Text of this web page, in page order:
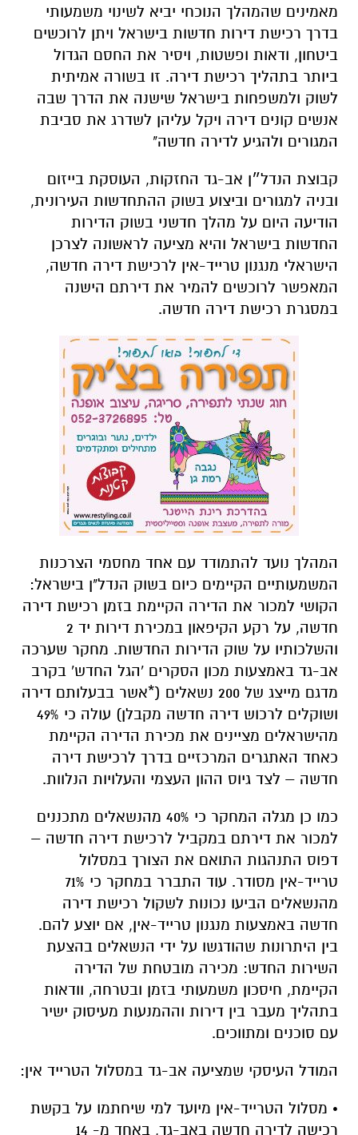
מאמינים שהמהלך הנוכחי יביא לשינוי משמעותי
בדרך רכישת דירות חדשות בישראל ויתן לרוכשים
ביטחון, ודאות ופשטות, ויסיר את החסם הגדול
ביותר בתהליך רכישת דירה. זו בשורה אמיתית
לשוק ולמשפחות בישראל שישנה את הדרך שבה
אנשים קונים דירה ויקל עליהן לשדרג את סביבת
המגורים ולהגיע לדירה חדשה"
קבוצת הנדל״ן אב-גד החזקות, העוסקת בייזום
ובניה למגורים וביצוע בשוק ההתחדשות העירונית,
הודיעה היום על מהלך חדשני בשוק הדירות
החדשות בישראל והיא מציעה לראשונה לצרכן
הישראלי מנגנון טרייד-אין לרכישת דירה חדשה,
המאפשר לרוכשים להמיר את דירתם הישנה
במסגרת רכישת דירה חדשה.
המהלך נועד להתמודד עם אחד מחסמי הצרכנות
המשמעותיים הקיימים כיום בשוק הנדל"ן בישראל:
הקושי למכור את הדירה הקיימת בזמן רכישת דירה
חדשה, על רקע הקיפאון במכירת דירות יד 2
והשלכותיו על שוק הדירות החדשות. מחקר שערכה
אב-גד באמצעות מכון הסקרים 'הגל החדש' בקרב
מדגם מייצג של 200 נשאלים (*אשר בבעלותם דירה
ושוקלים לרכוש דירה חדשה מקבלן) עולה כי 49%
מהישראלים מציינים את מכירת הדירה הקיימת
כאחד האתגרים המרכזיים בדרך לרכישת דירה
חדשה – לצד גיוס ההון העצמי והעלויות הנלוות.
כמו כן מגלה המחקר כי 40% מהנשאלים מתכננים
למכור את דירתם במקביל לרכישת דירה חדשה –
דפוס התנהגות התואם את הצורך במסלול
טרייד-אין מסודר. עוד התברר במחקר כי 71%
מהנשאלים הביעו נכונות לשקול רכישת דירה
חדשה באמצעות מנגנון טרייד-אין, אם יוצע להם.
בין היתרונות שהודגשו על ידי הנשאלים בהצעת
השירות החדש: מכירה מובטחת של הדירה
הקיימת, חיסכון משמעותי בזמן ובטרחה, וודאות
בתהליך מעבר בין דירות וההמנעות מעיסוק ישיר
עם סוכנים ומתווכים.
המודל העיסקי שמציעה אב-גד במסלול הטרייד אין:
• מסלול הטרייד-אין מיועד למי שיחתמו על בקשת
רכישה לדירה חדשה באב-גד, באחד מ- 14